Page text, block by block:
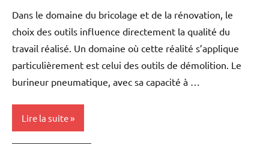
Dans le domaine du bricolage et de la rénovation, le
choix des outils influence directement la qualité du
travail réalisé. Un domaine où cette réalité s’applique
particulièrement est celui des outils de démolition. Le
burineur pneumatique, avec sa capacité à …
Lire la suite